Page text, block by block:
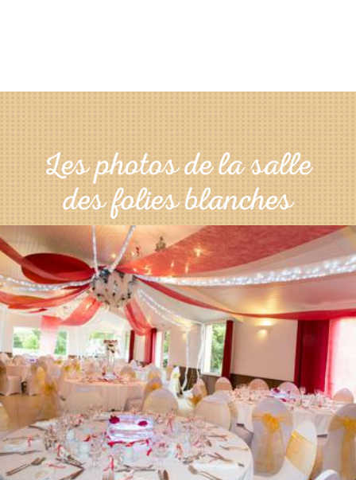
Les photos de la salle
des folies blanches